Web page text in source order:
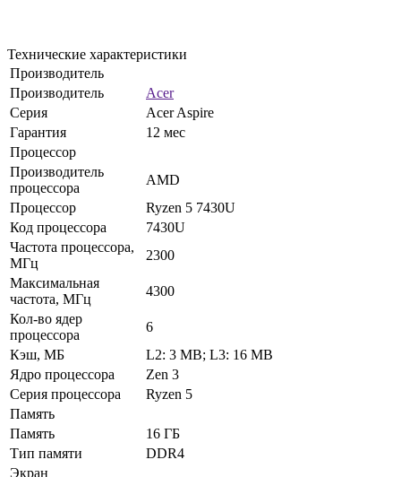
Технические характеристики
Производитель
Производитель
Acer
Серия
Acer Aspire
Гарантия
12 мес
Процессор
Производитель
процессора
AMD
Процессор
Ryzen 5 7430U
Код процессора
7430U
Частота процессора,
МГц
2300
Максимальная
частота, МГц
4300
Кол-во ядер
процессора
6
Кэш, МБ
L2: 3 MB; L3: 16 MB
Ядро процессора
Zen 3
Серия процессора
Ryzen 5
Память
Память
16 ГБ
Тип памяти
DDR4
Экран